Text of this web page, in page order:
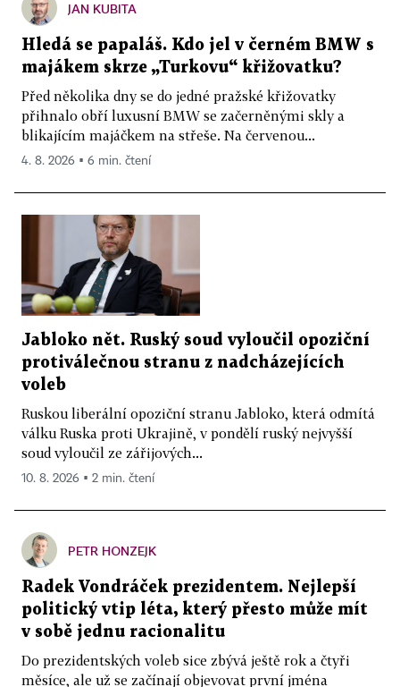
JAN KUBITA
Hledá se papaláš. Kdo jel v černém BMW s
majákem skrze „Turkovu“ křižovatku?
Před několika dny se do jedné pražské křižovatky
přihnalo obří luxusní BMW se začerněnými skly a
blikajícím majáčkem na střeše. Na červenou...
4. 8. 2026 ▪ 6 min. čtení
Jabloko nět. Ruský soud vyloučil opoziční
protiválečnou stranu z nadcházejících
voleb
Ruskou liberální opoziční stranu Jabloko, která odmítá
válku Ruska proti Ukrajině, v pondělí ruský nejvyšší
soud vyloučil ze zářijových...
10. 8. 2026 ▪ 2 min. čtení
PETR HONZEJK
Radek Vondráček prezidentem. Nejlepší
politický vtip léta, který přesto může mít
v sobě jednu racionalitu
Do prezidentských voleb sice zbývá ještě rok a čtyři
měsíce, ale už se začínají objevovat první jména